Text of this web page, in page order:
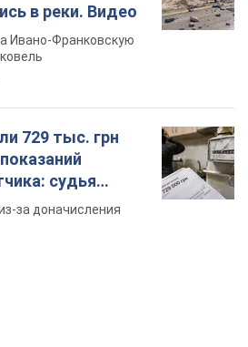
в реки. Видео
Ивано-Франковскую
729 тыс. грн
судья
решение
за доначисления